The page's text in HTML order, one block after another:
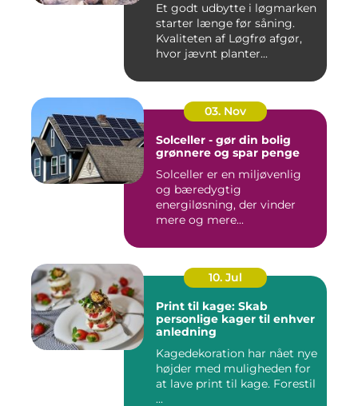
Et godt udbytte i løgmarken
starter længe før såning.
Kvaliteten af Løgfrø afgør,
hvor jævnt planter...
03. Nov
Solceller - gør din bolig
grønnere og spar penge
Solceller er en miljøvenlig
og bæredygtig
energiløsning, der vinder
mere og mere...
10. Jul
Print til kage: Skab
personlige kager til enhver
anledning
Kagedekoration har nået nye
højder med muligheden for
at lave print til kage. Forestil
...